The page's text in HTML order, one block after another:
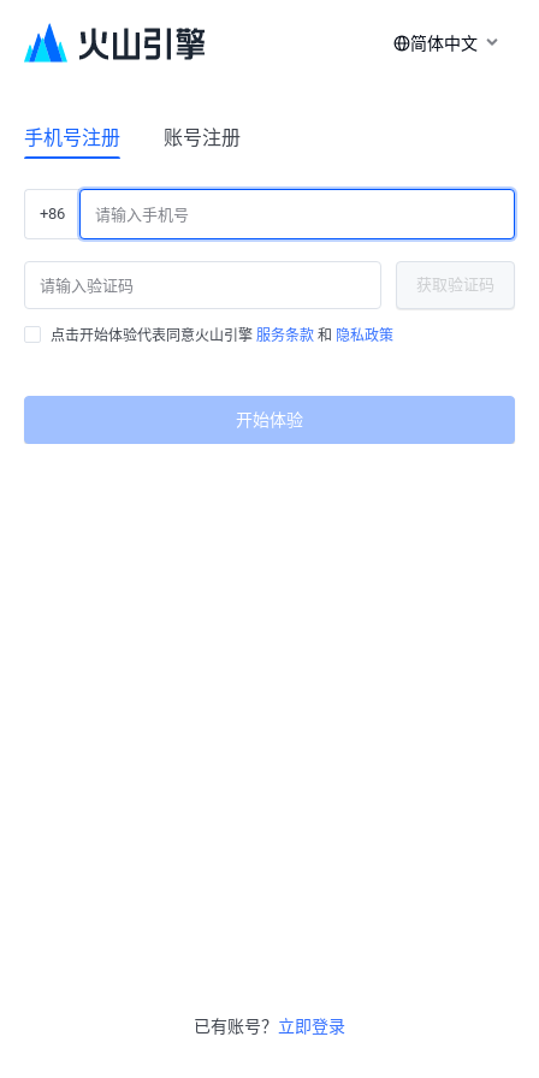
简体中文
手机号注册 账号注册
+86
获取验证码
点击开始体验代表同意火山引擎 服务条款 和 隐私政策
开始体验
已有账号？ 立即登录